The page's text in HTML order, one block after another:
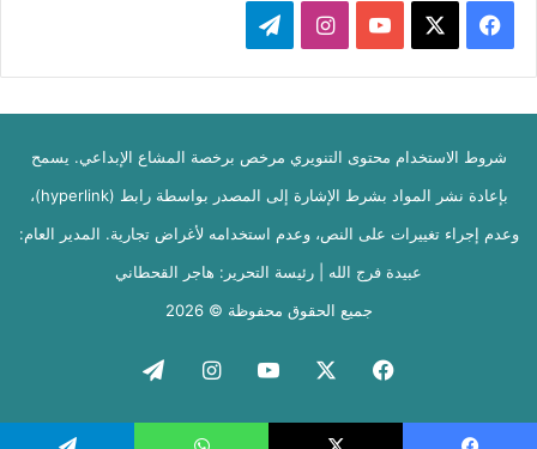
فيسبوك ‫YouTubeانستقرامتيلقرام
شروط الاستخدام محتوى التنويري مرخص برخصة المشاع الإبداعي. يسمح
بإعادة نشر المواد بشرط الإشارة إلى المصدر بواسطة رابط (hyperlink)،
وعدم إجراء تغييرات على النص، وعدم استخدامه لأغراض تجارية. المدير العام:
عبيدة فرج الله | رئيسة التحرير: هاجر القحطاني
جميع الحقوق محفوظة © 2026
فيسبوك ‫YouTubeانستقرامتيلقرام